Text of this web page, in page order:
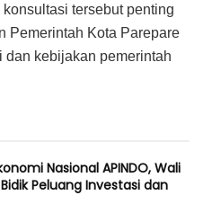
tersebut penting
Pemerintah Kota Parepare
kebijakan pemerintah
Nasional APINDO, Wali
Peluang Investasi dan